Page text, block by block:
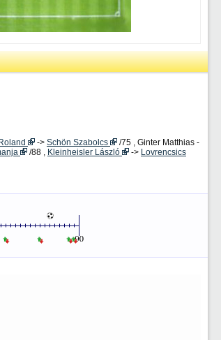
-> Schön Szabolcs
/75 , Ginter Matthias -
/88 , Kleinheisler László -> Lovrencsics